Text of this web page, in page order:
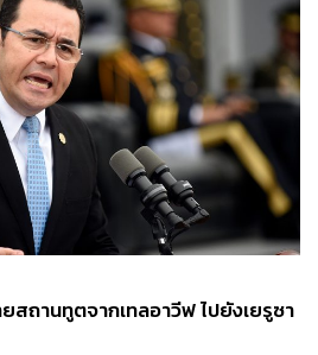
สถานทูตจากเทลอาวีฟ ไปยังเยรูซา